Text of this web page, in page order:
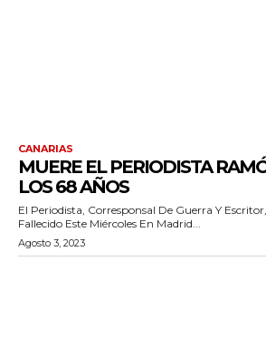
CANARIAS
MUERE EL PERIODISTA
LOS 68 AÑOS
El Periodista, Corresponsal De Guerra Y
Fallecido Este Miércoles En Madrid...
Agosto 3, 2023